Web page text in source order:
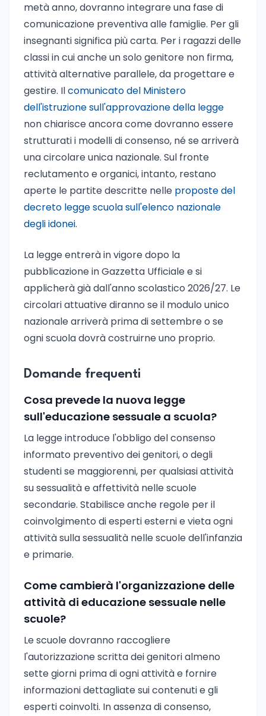
metà anno, dovranno integrare una fase di
comunicazione preventiva alle famiglie. Per gli
insegnanti significa più carta. Per i ragazzi delle
classi in cui anche un solo genitore non firma,
attività alternative parallele, da progettare e
gestire. Ilcomunicato del Ministero
dell'istruzione sull'approvazione della legge
non chiarisce ancora come dovranno essere
strutturati i modelli di consenso, né se arriverà
una circolare unica nazionale. Sul fronte
reclutamento e organici, intanto, restano
aperte le partite descritte nelle proposte del
decreto legge scuola sull'elenco nazionale
degli idonei.
La legge entrerà in vigore dopo la
pubblicazione in Gazzetta Ufficiale e si
applicherà già dall'anno scolastico 2026/27. Le
circolari attuative diranno se il modulo unico
nazionale arriverà prima di settembre o se
ogni scuola dovrà costruirne uno proprio.
Domande frequenti
Cosa prevede la nuova legge
sull'educazione sessuale a scuola?
La legge introduce l'obbligo del consenso
informato preventivo dei genitori, o degli
studenti se maggiorenni, per qualsiasi attività
su sessualità e affettività nelle scuole
secondarie. Stabilisce anche regole per il
coinvolgimento di esperti esterni e vieta ogni
attività sulla sessualità nelle scuole dell'infanzia
e primarie.
Come cambierà l'organizzazione delle
attività di educazione sessuale nelle
scuole?
Le scuole dovranno raccogliere
l'autorizzazione scritta dei genitori almeno
sette giorni prima di ogni attività e fornire
informazioni dettagliate sui contenuti e gli
esperti coinvolti. In assenza di consenso,